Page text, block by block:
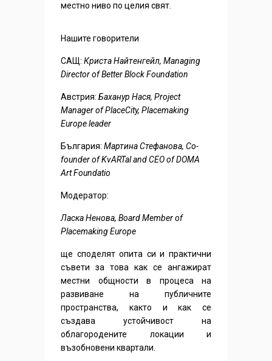
местно ниво по целия свят.
Нашите говорители
САЩ: Криста Найтeнгейл, Managing
Director of Better Block Foundation
Австрия: Баханур Нася, Project
Manager of PlaceCity, Placemaking
Europe leader
България: Мартина Стефанова, Co-
founder of KvARTal and CEO of DOMA
Art Foundatio
Модератор:
Ласка Ненова, Board Member of
Placemaking Europe
ще споделят опита си и практични
съвети за това как се ангажират
местни общности в процеса на
развиване на публичните
пространства, както и как се
създава устойчивост на
облагородените локации и
възобновени квартали.